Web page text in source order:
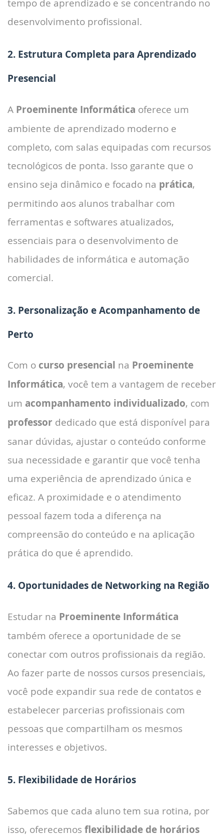
tempo de aprendizado e se concentrando no
desenvolvimento profissional.
2. Estrutura Completa para Aprendizado
Presencial
A Proeminente Informática oferece um
ambiente de aprendizado moderno e
completo, com salas equipadas com recursos
tecnológicos de ponta. Isso garante que o
ensino seja dinâmico e focado na prática,
permitindo aos alunos trabalhar com
ferramentas e softwares atualizados,
essenciais para o desenvolvimento de
habilidades de informática e automação
comercial.
3. Personalização e Acompanhamento de
Perto
Com o curso presencial na Proeminente
Informática, você tem a vantagem de receber
um acompanhamento individualizado, com
professor dedicado que está disponível para
sanar dúvidas, ajustar o conteúdo conforme
sua necessidade e garantir que você tenha
uma experiência de aprendizado única e
eficaz. A proximidade e o atendimento
pessoal fazem toda a diferença na
compreensão do conteúdo e na aplicação
prática do que é aprendido.
4. Oportunidades de Networking na Região
Estudar na Proeminente Informática
também oferece a oportunidade de se
conectar com outros profissionais da região.
Ao fazer parte de nossos cursos presenciais,
você pode expandir sua rede de contatos e
estabelecer parcerias profissionais com
pessoas que compartilham os mesmos
interesses e objetivos.
5. Flexibilidade de Horários
Sabemos que cada aluno tem sua rotina, por
isso, oferecemos flexibilidade de horários